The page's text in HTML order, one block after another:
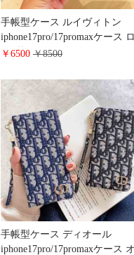
手帳型ケース ルイヴィトン
iphone17pro/17promaxケース ロ
ゴ型押しレザー ビジネス風 LV
ズ 人気 Galaxy s25/s24手帳カ
ー カード収納 多機能
￥6500 ￥8500
手帳型ケース ディオール
iphone17pro/17promaxケース オ